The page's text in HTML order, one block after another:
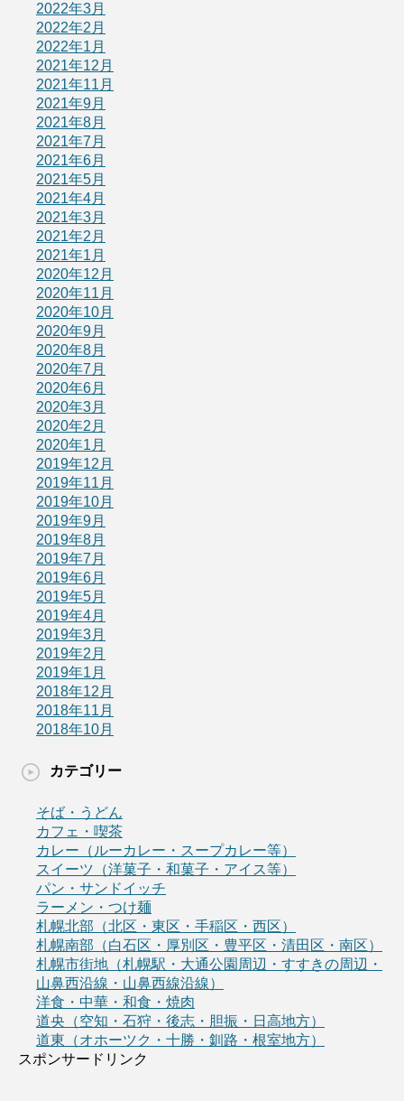
2022年3月
2022年2月
2022年1月
2021年12月
2021年11月
2021年9月
2021年8月
2021年7月
2021年6月
2021年5月
2021年4月
2021年3月
2021年2月
2021年1月
2020年12月
2020年11月
2020年10月
2020年9月
2020年8月
2020年7月
2020年6月
2020年3月
2020年2月
2020年1月
2019年12月
2019年11月
2019年10月
2019年9月
2019年8月
2019年7月
2019年6月
2019年5月
2019年4月
2019年3月
2019年2月
2019年1月
2018年12月
2018年11月
2018年10月
カテゴリー
そば・うどん
カフェ・喫茶
カレー（ルーカレー・スープカレー等）
スイーツ（洋菓子・和菓子・アイス等）
パン・サンドイッチ
ラーメン・つけ麺
札幌北部（北区・東区・手稲区・西区）
札幌南部（白石区・厚別区・豊平区・清田区・南区）
札幌市街地（札幌駅・大通公園周辺・すすきの周辺・
山鼻西沿線・山鼻西線沿線）
洋食・中華・和食・焼肉
道央（空知・石狩・後志・胆振・日高地方）
道東（オホーツク・十勝・釧路・根室地方）
スポンサードリンク